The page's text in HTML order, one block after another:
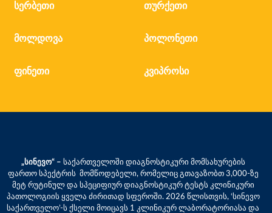
სერბეთი თურქეთი
მოლდოვა პოლონეთი
ფინეთი კვიპროსი
„სინევო“ – საქართველოში დიაგნოსტიკური მომსახურების
ფართო სპექტრის მომწოდებელი, რომელიც გთავაზობთ 3,000-ზე
მეტ რუტინულ და სპეციფიურ დიაგნოსტიკურ ტესტს კლინიკური
პათოლოგიის ყველა ძირითად სფეროში. 2026 წლისთვის, ‘სინევო
საქართველო’-ს ქსელი მოიცავს 1 კლინიკურ ლაბორატორიასა და